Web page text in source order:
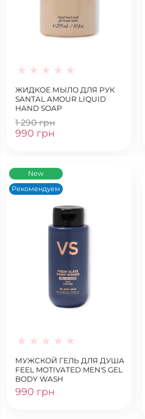
ЖИДКОЕ МЫЛО ДЛЯ РУК
SANTAL AMOUR LIQUID
HAND SOAP
1 290 грн
990 грн
New
Рекомендуем
МУЖСКОЙ ГЕЛЬ ДЛЯ ДУША
FEEL MOTIVATED MEN'S GEL
BODY WASH
990 грн